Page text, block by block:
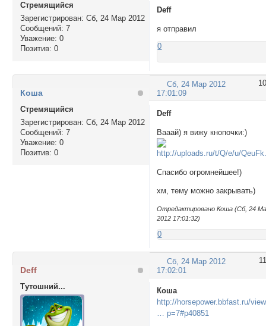
Стремящийся
Зарегистрирован: Сб, 24 Мар 2012
Сообщений: 7
Уважение: 0
Позитив: 0
Deff
я отправил
0
10
Сб, 24 Мар 2012
17:01:09
Кoша
Стремящийся
Зарегистрирован: Сб, 24 Мар 2012
Сообщений: 7
Уважение: 0
Позитив: 0
Deff
Вааай) я вижу кнопочки:)
Спасибо огромнейшее!)
хм, тему можно закрывать)
Отредактировано Кoша (Сб, 24
2012 17:01:32)
0
11
Сб, 24 Мар 2012
17:02:01
Deff
Тутошний...
Кoша
http://horsepower.bbfast.ru/
… p=7#p40851